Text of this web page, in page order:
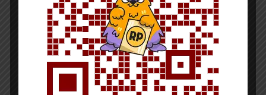
BPDP Sosialisasikan Lomba Riset
Mahasiswa 2026, Dorong Inovasi
Penelitian dalam Sektor
Perkebunan